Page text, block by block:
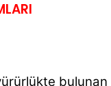
bulunan